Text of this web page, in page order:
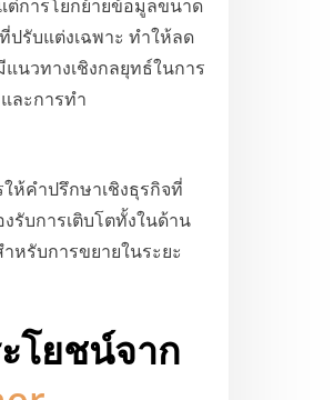
ต่การโยกย้ายข้อมูลขนาด
รับแต่งเฉพาะ ทำให้ลด
นวทางเชิงกลยุทธ์ในการ
ละการทำ
ห้คำปรึกษาเชิงธุรกิจที่
รับการเติบโตทั้งในด้าน
หรับการขยายในระยะ
โยชน์จาก